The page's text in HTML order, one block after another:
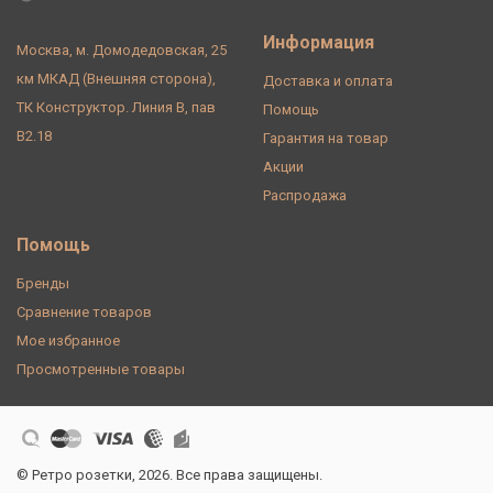
Москва, м. Домодедовская, 25
км МКАД (Внешняя сторона),
ТК Конструктор. Линия В, пав
В2.18
Информация
Доставка и оплата
Помощь
Гарантия на товар
Акции
Распродажа
Помощь
Бренды
Сравнение товаров
Мое избранное
Просмотренные товары
© Ретро розетки, 2026. Все права защищены.